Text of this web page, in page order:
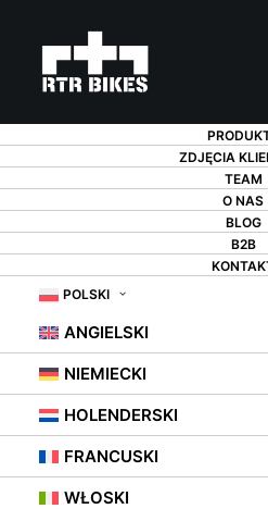
ZDJĘCIA
TEAM
O NAS
BLOG
B2B
POLSKI
ANGIELSKI
NIEMIECKI
HOLENDERSKI
FRANCUSKI
WŁOSKI
Poland•Freeride MTB
SZYMON
szymongodziek